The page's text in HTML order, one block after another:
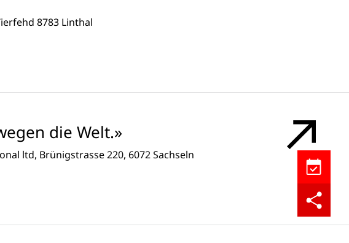
8783 Linthal
die Welt.»
ltd, Brünigstrasse 220, 6072 Sachseln
Teilen